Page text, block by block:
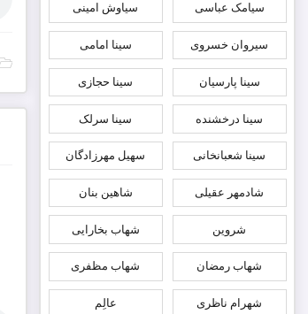
سیامک عباسی سیاوش امینی
سیروان خسروی سینا امامی
سینا پارسیان سینا حجازی
سینا درخشنده سینا سرلک
سینا شعبانخانی سهیل مهرزادگان
شادمهر عقیلی شاهین بنان
شروین شهاب بخارایی
شهاب رمضان شهاب مظفری
شهرام ناظری عالِم